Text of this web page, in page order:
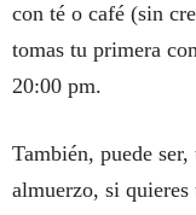
con té o café (sin
tomas tu primera
20:00 pm.
También, puede
almuerzo, si